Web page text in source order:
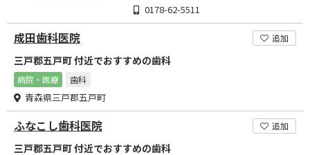
0178-62-5511
成田歯科医院 追加
三戸郡五戸町 付近でおすすめの歯科
病院・医療 歯科
青森県三戸郡五戸町
ふなこし歯科医院 追加
三戸郡五戸町 付近でおすすめの歯科